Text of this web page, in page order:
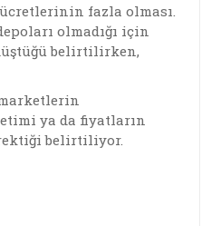
fazla olması.
olmadığı için
belirtilirken,
ya da fiyatların
belirtiliyor.